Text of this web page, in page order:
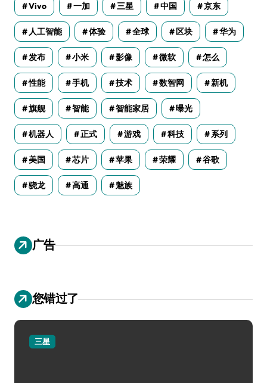
Vivo 一加 三星 中国 京东
人工智能 体验 全球 区块 华为
发布 小米 影像 微软 怎么
性能 手机 技术 数智网 新机
旗舰 智能 智能家居 曝光
机器人 正式 游戏 科技 系列
美国 芯片 苹果 荣耀 谷歌
骁龙 高通 魅族
广告
您错过了
三星